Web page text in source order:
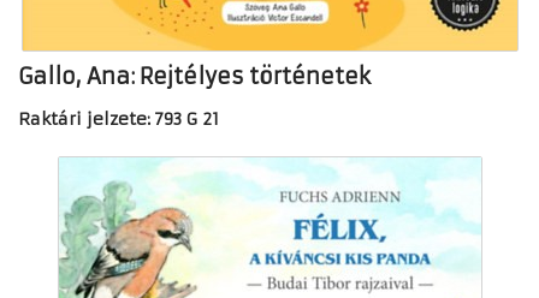
Gallo, Ana: Rejtélyes történetek
Raktári jelzete: 793 G 21